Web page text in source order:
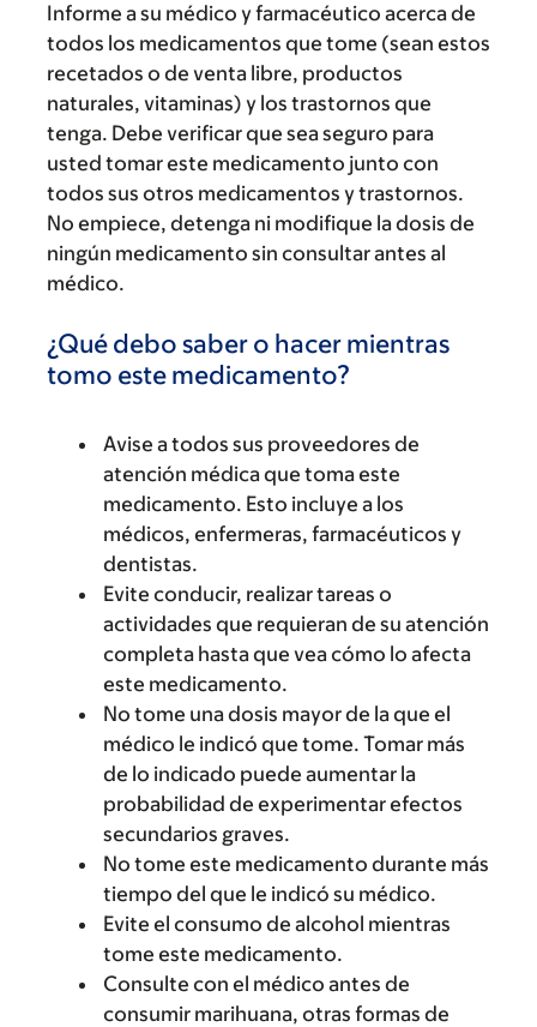
Informe a su médico y farmacéutico acerca de
todos los medicamentos que tome (sean estos
recetados o de venta libre, productos
naturales, vitaminas) y los trastornos que
tenga. Debe verificar que sea seguro para
usted tomar este medicamento junto con
todos sus otros medicamentos y trastornos.
No empiece, detenga ni modifique la dosis de
ningún medicamento sin consultar antes al
médico.
¿Qué debo saber o hacer mientras
tomo este medicamento?
Avise a todos sus proveedores de
atención médica que toma este
medicamento. Esto incluye a los
médicos, enfermeras, farmacéuticos y
dentistas.
Evite conducir, realizar tareas o
actividades que requieran de su atención
completa hasta que vea cómo lo afecta
este medicamento.
No tome una dosis mayor de la que el
médico le indicó que tome. Tomar más
de lo indicado puede aumentar la
probabilidad de experimentar efectos
secundarios graves.
No tome este medicamento durante más
tiempo del que le indicó su médico.
Evite el consumo de alcohol mientras
tome este medicamento.
Consulte con el médico antes de
consumir marihuana, otras formas de